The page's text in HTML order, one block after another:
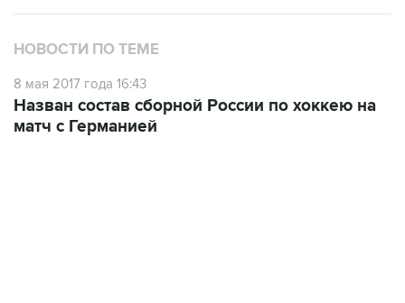
НОВОСТИ ПО ТЕМЕ
8 мая 2017 года 16:43
Назван состав сборной России по хоккею на
матч с Германией